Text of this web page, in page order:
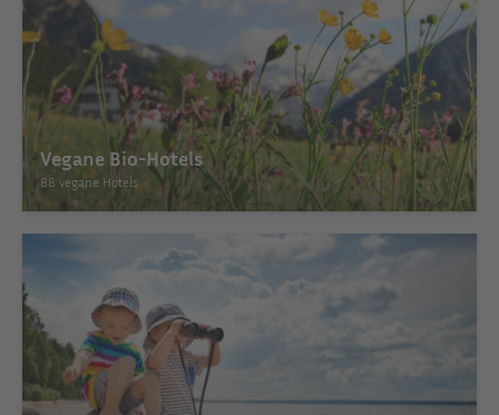
Vegane Bio-Hotels
88 vegane Hotels